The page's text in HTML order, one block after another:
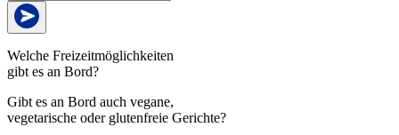
Welche Freizeitmöglichkeiten
gibt es an Bord?
Gibt es an Bord auch vegane,
vegetarische oder glutenfreie Gerichte?